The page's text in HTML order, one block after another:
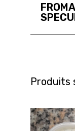
Produits